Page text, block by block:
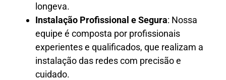
longeva.
Instalação Profissional e Segura: Nossa
equipe é composta por profissionais
experientes e qualificados, que realizam a
instalação das redes com precisão e
cuidado.